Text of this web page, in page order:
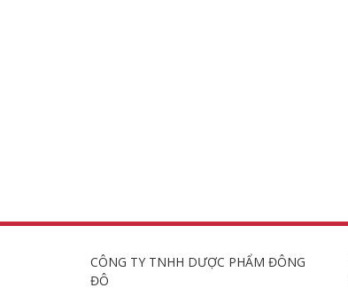
CÔNG TY TNHH DƯỢC PHẨM ĐÔNG
ĐÔ